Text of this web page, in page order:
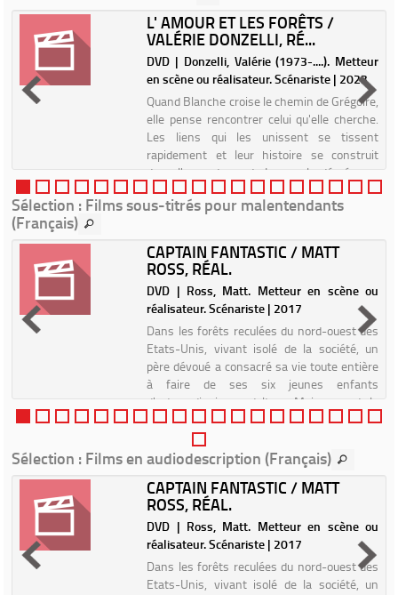
L' AMOUR ET LES FORÊTS /
VALÉRIE DONZELLI, RÉ...
DVD | Donzelli, Valérie (1973-....). Metteur
en scène ou réalisateur. Scénariste | 2023
Quand Blanche croise le chemin de Grégoire,
elle pense rencontrer celui qu'elle cherche.
Les liens qui les unissent se tissent
rapidement et leur histoire se construit
dans l'emportement. Le couple déménage,
Blanche s'éloigne de s...
Sélection : Films sous-titrés pour malentendants
(Français)
CAPTAIN FANTASTIC / MATT
ROSS, RÉAL.
DVD | Ross, Matt. Metteur en scène ou
réalisateur. Scénariste | 2017
Dans les forêts reculées du nord-ouest des
Etats-Unis, vivant isolé de la société, un
père dévoué a consacré sa vie toute entière
à faire de ses six jeunes enfants
d'extraordinaires adultes. Mais quand le
destin frappe sa famille,...
Sélection : Films en audiodescription (Français)
CAPTAIN FANTASTIC / MATT
ROSS, RÉAL.
DVD | Ross, Matt. Metteur en scène ou
réalisateur. Scénariste | 2017
Dans les forêts reculées du nord-ouest des
Etats-Unis, vivant isolé de la société, un